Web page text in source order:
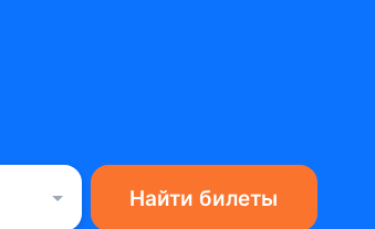
Найти билеты